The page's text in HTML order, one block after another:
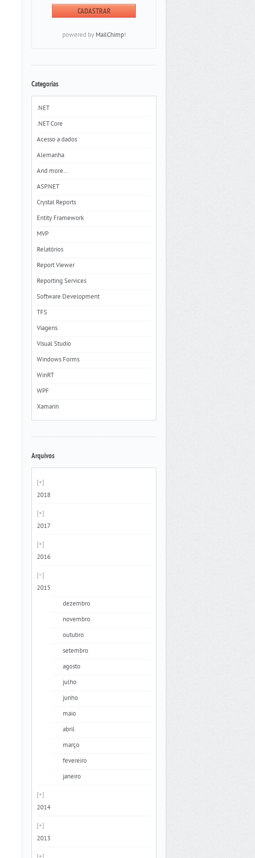
powered by MailChimp!
Categorias
.NET
.NET Core
Acesso a dados
Alemanha
And more…
ASP.NET
Crystal Reports
Entity Framework
MVP
Relatórios
Report Viewer
Reporting Services
Software Development
TFS
Viagens
Visual Studio
Windows Forms
WinRT
WPF
Xamarin
Arquivos
2018
2017
2016
2015
dezembro
novembro
outubro
setembro
agosto
julho
junho
maio
abril
março
fevereiro
janeiro
2014
2013